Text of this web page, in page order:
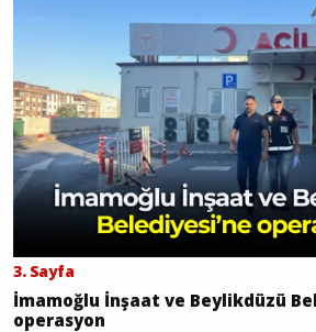
3. Sayfa
İmamoğlu İnşaat ve Beylikdüzü
operasyon